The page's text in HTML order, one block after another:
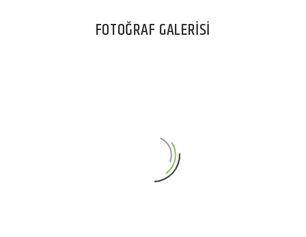
FOTOĞRAF GALERİSİ